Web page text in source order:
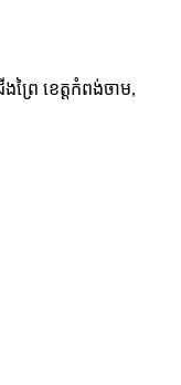
រៃ ខេត្តកំពង់ចាម,